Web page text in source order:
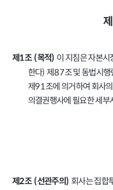
제
제1조(목적) 이 지침은 자본시
한다)제 87조 및 동법시행
제 91조에 의거하여 회사
의결권행사에 필요한 세
제2조(선관주의) 회사는 집합